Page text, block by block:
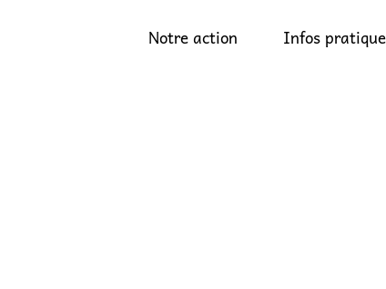
Notre action Infos